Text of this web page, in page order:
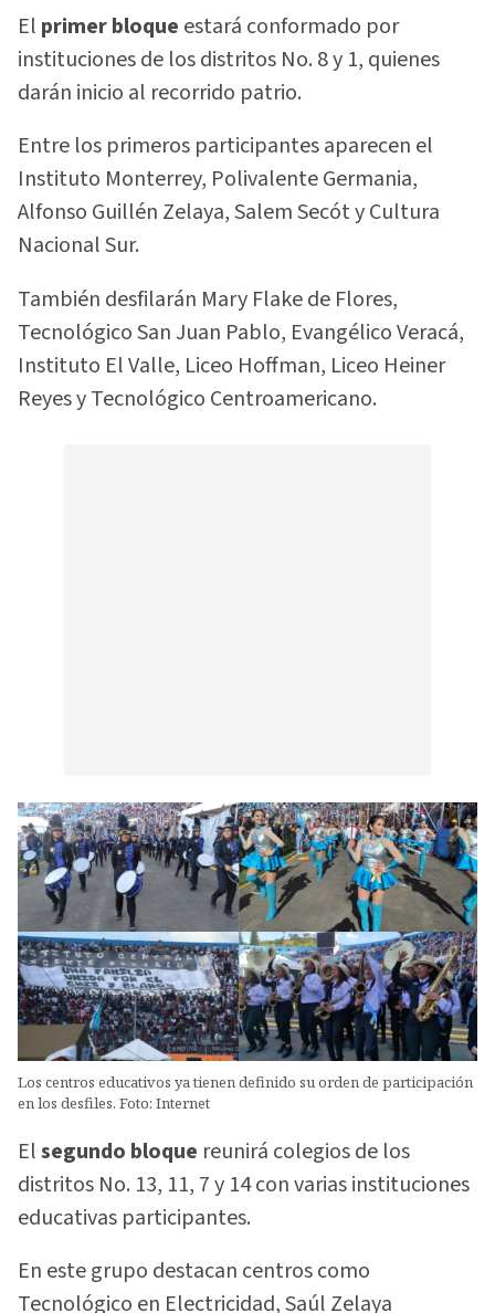
El primer bloque estará conformado por
instituciones de los distritos No. 8 y 1, quienes
darán inicio al recorrido patrio.
Entre los primeros participantes aparecen el
Instituto Monterrey, Polivalente Germania,
Alfonso Guillén Zelaya, Salem Secót y Cultura
Nacional Sur.
También desfilarán Mary Flake de Flores,
Tecnológico San Juan Pablo, Evangélico Veracá,
Instituto El Valle, Liceo Hoffman, Liceo Heiner
Reyes y Tecnológico Centroamericano.
Los centros educativos ya tienen definido su orden de participación
en los desfiles. Foto: Internet
Elsegundo bloque reunirá colegios de los
distritos No. 13, 11, 7 y 14 con varias instituciones
educativas participantes.
En este grupo destacan centros como
Tecnológico en Electricidad, Saúl Zelaya